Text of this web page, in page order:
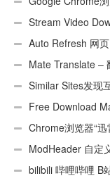
Stream Video
Auto Refresh 网
Mate Translate –
Similar Sites发现
Free Download
插件Chrome浏览器“
ModHeader 自定
bilibili 哔哩哔哩 B